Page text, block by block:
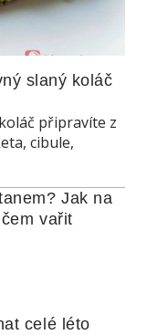
slaný koláč
připravíte z
cibule,
Jak na
vařit
celé léto